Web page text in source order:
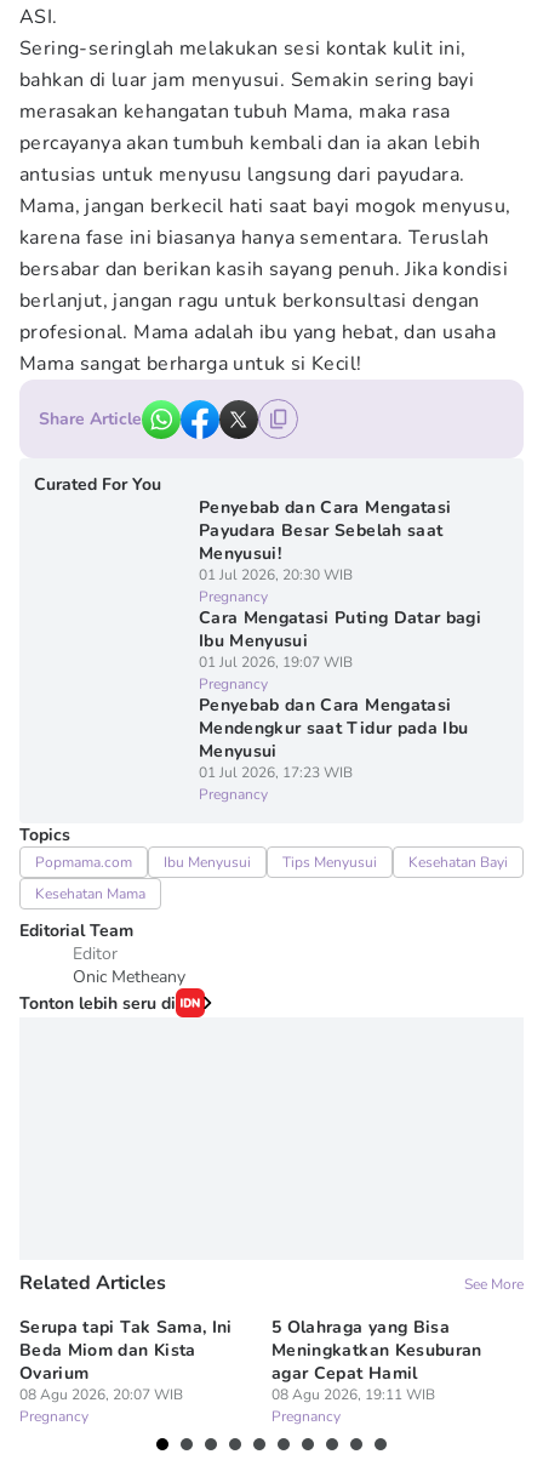
ASI.
Sering-seringlah melakukan sesi kontak kulit ini,
bahkan di luar jam menyusui. Semakin sering bayi
merasakan kehangatan tubuh Mama, maka rasa
percayanya akan tumbuh kembali dan ia akan lebih
antusias untuk menyusu langsung dari payudara.
Mama, jangan berkecil hati saat bayi mogok menyusu,
karena fase ini biasanya hanya sementara. Teruslah
bersabar dan berikan kasih sayang penuh. Jika kondisi
berlanjut, jangan ragu untuk berkonsultasi dengan
profesional. Mama adalah ibu yang hebat, dan usaha
Mama sangat berharga untuk si Kecil!
Share Article
Curated For You
Penyebab dan Cara Mengatasi
Payudara Besar Sebelah saat
Menyusui!
01 Jul 2026, 20:30 WIB
Pregnancy
Cara Mengatasi Puting Datar bagi
Ibu Menyusui
01 Jul 2026, 19:07 WIB
Pregnancy
Penyebab dan Cara Mengatasi
Mendengkur saat Tidur pada Ibu
Menyusui
01 Jul 2026, 17:23 WIB
Pregnancy
Topics
Popmama.com Ibu Menyusui Tips Menyusui
Kesehatan Bayi
Kesehatan Mama
Editorial Team
Editor
Onic Metheany
Tonton lebih seru di
Related Articles See More
Serupa tapi Tak Sama, Ini
Beda Miom dan Kista
Ovarium
08 Agu 2026, 20:07 WIB
Pregnancy
5 Olahraga yang Bisa
Meningkatkan Kesuburan
agar Cepat Hamil
08 Agu 2026, 19:11 WIB
Pregnancy